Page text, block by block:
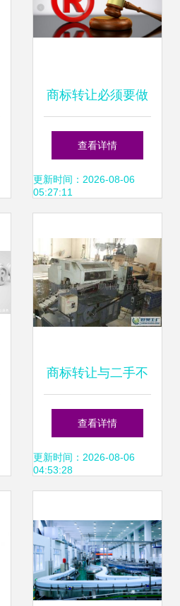
商标转让必须要做
的那些事 从前期准
备到办结收尾一次
查看详情
更新时间：2026-08-06
05:27:11
商标转让与二手不
干胶印刷设备的关
系探讨
查看详情
更新时间：2026-08-06
04:53:28